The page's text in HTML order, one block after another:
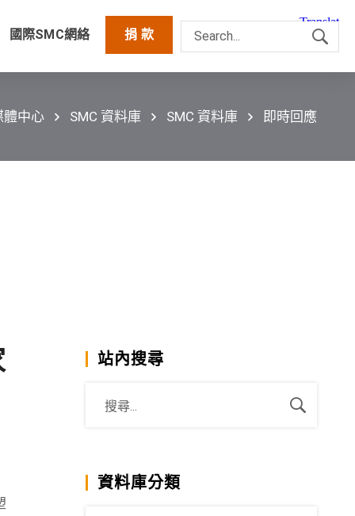
國際SMC網絡 捐 款
體中心 SMC 資料庫 SMC 資料庫 即時回應
站內搜尋
資料庫分類